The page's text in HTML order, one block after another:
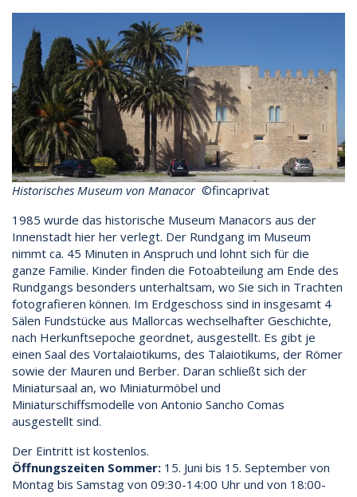
Historisches Museum von Manacor ©fincaprivat
1985 wurde das historische Museum Manacors aus der
Innenstadt hier her verlegt. Der Rundgang im Museum
nimmt ca. 45 Minuten in Anspruch und lohnt sich für die
ganze Familie. Kinder finden die Fotoabteilung am Ende des
Rundgangs besonders unterhaltsam, wo Sie sich in Trachten
fotografieren können. Im Erdgeschoss sind in insgesamt 4
Sälen Fundstücke aus Mallorcas wechselhafter Geschichte,
nach Herkunftsepoche geordnet, ausgestellt. Es gibt je
einen Saal des Vortalaiotikums, des Talaiotikums, der Römer
sowie der Mauren und Berber. Daran schließt sich der
Miniatursaal an, wo Miniaturmöbel und
Miniaturschiffsmodelle von Antonio Sancho Comas
ausgestellt sind.
Der Eintritt ist kostenlos.
Öffnungszeiten Sommer: 15. Juni bis 15. September von
Montag bis Samstag von 09:30-14:00 Uhr und von 18:00-